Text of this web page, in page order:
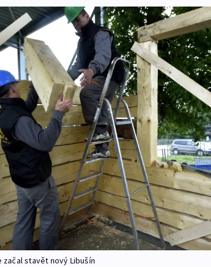
začal stavět nový Libušín